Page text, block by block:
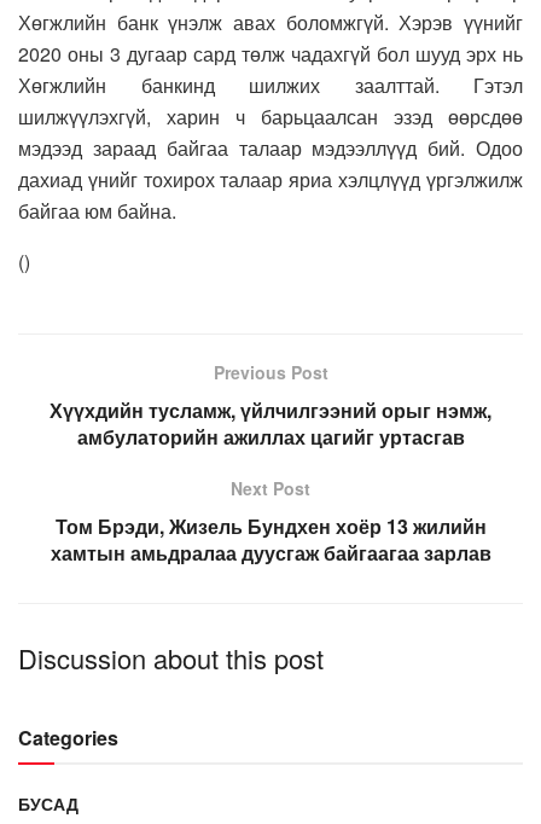
Хөгжлийн банк үнэлж авах боломжгүй. Хэрэв үүнийг
2020 оны 3 дугаар сард төлж чадахгүй бол шууд эрх нь
Хөгжлийн банкинд шилжих заалттай. Гэтэл
шилжүүлэхгүй, харин ч барьцаалсан эзэд өөрсдөө
мэдээд зараад байгаа талаар мэдээллүүд бий. Одоо
дахиад үнийг тохирох талаар яриа хэлцлүүд үргэлжилж
байгаа юм байна.
()
Previous Post
Хүүхдийн тусламж, үйлчилгээний орыг нэмж,
амбулаторийн ажиллах цагийг уртасгав
Next Post
Том Брэди, Жизель Бундхен хоёр 13 жилийн
хамтын амьдралаа дуусгаж байгаагаа зарлав
Discussion about this post
Categories
БУСАД